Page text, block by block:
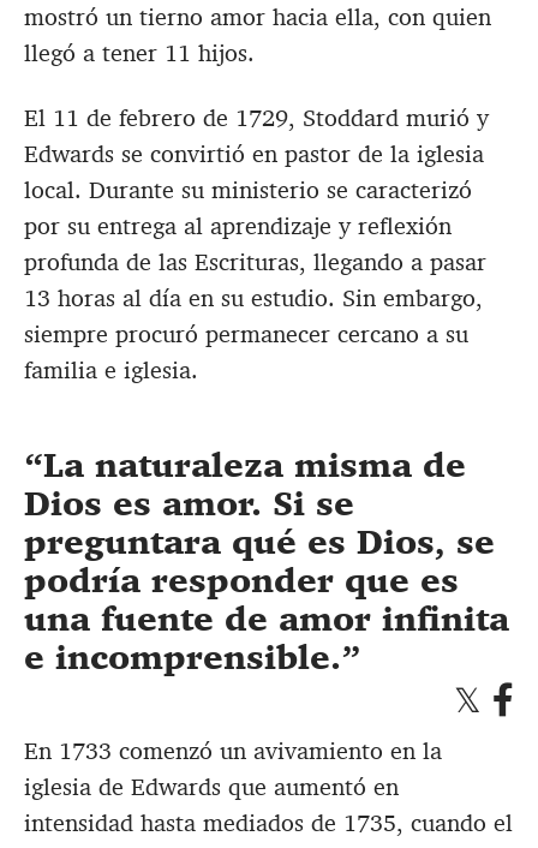
mostró un tierno amor hacia ella, con quien
llegó a tener 11 hijos.
El 11 de febrero de 1729, Stoddard murió y
Edwards se convirtió en pastor de la iglesia
local. Durante su ministerio se caracterizó
por su entrega al aprendizaje y reflexión
profunda de las Escrituras, llegando a pasar
13 horas al día en su estudio. Sin embargo,
siempre procuró permanecer cercano a su
familia e iglesia.
La naturaleza misma de
Dios es amor. Si se
preguntara qué es Dios, se
podría responder que es
una fuente de amor infinita
e incomprensible.
En 1733 comenzó un avivamiento en la
iglesia de Edwards que aumentó en
intensidad hasta mediados de 1735, cuando el